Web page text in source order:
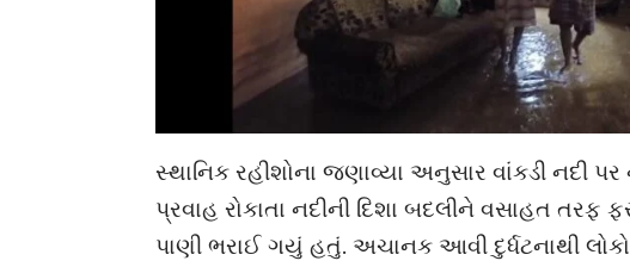
સ્થાનિક રહીશોના જણાવ્યા અનુસાર વાંકડી નદી
પ્રવાહ રોકાતા નદીની દિશા બદલીને વસાહત તરફ
પાણી ભરાઈ ગયું હતું. અચાનક આવી દુર્ધટનાથી લોકો